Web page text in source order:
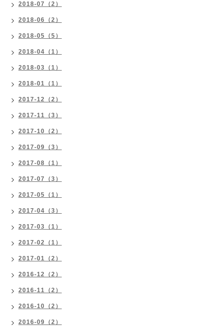
2018-07（2）
2018-06（2）
2018-05（5）
2018-04（1）
2018-03（1）
2018-01（1）
2017-12（2）
2017-11（3）
2017-10（2）
2017-09（3）
2017-08（1）
2017-07（3）
2017-05（1）
2017-04（3）
2017-03（1）
2017-02（1）
2017-01（2）
2016-12（2）
2016-11（2）
2016-10（2）
2016-09（2）